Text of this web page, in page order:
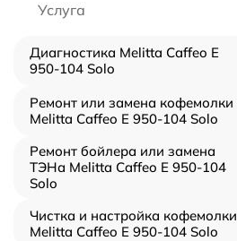
Услуга
Диагностика Melitta Caffeo E
950-104 Solo
Ремонт или замена кофемолки
Melitta Caffeo E 950-104 Solo
Ремонт бойлера или замена
ТЭНа Melitta Caffeo E 950-104
Solo
Чистка и настройка кофемолки
Melitta Caffeo E 950-104 Solo